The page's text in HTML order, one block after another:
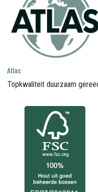
Atlas
Topkwaliteit duurzaam